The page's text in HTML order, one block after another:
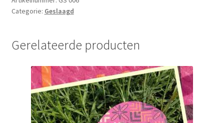
Categorie: Geslaagd
Gerelateerde producten